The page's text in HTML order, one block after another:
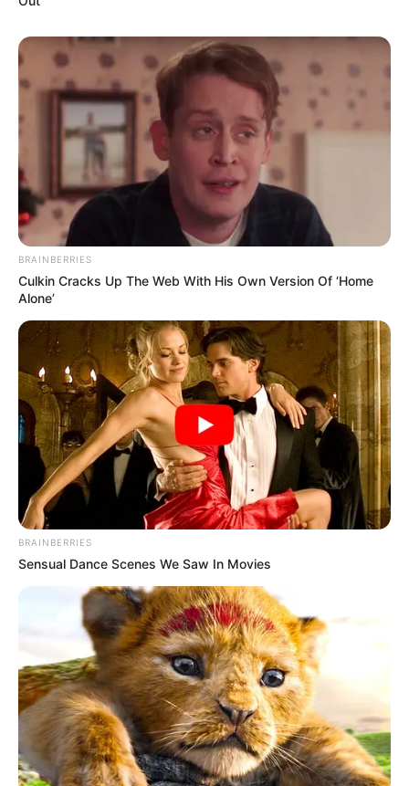
BRAINBERRIES
Culkin Cracks Up The Web With His Own Version Of ‘Home
Alone’
BRAINBERRIES
Sensual Dance Scenes We Saw In Movies